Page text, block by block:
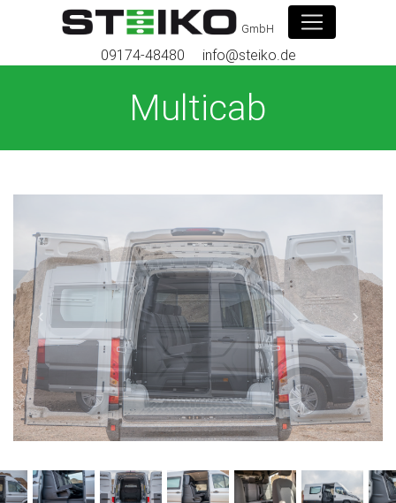
GmbH
09174-48480 info@steiko.de
Multicab
Previous Next